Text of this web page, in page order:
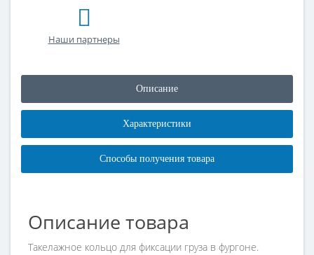
Наши партнеры
Описание
Характеристики
Способы получения товара
Описание товара
Такелажное кольцо для фиксации груза в фургоне.